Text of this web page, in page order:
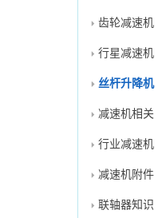
齿轮减速机
行星减速机
丝杆升降机
减速机相关
行业减速机
减速机附件
联轴器知识